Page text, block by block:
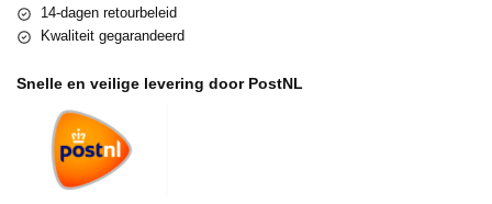
14-dagen retourbeleid
Kwaliteit gegarandeerd
Snelle en veilige levering door PostNL